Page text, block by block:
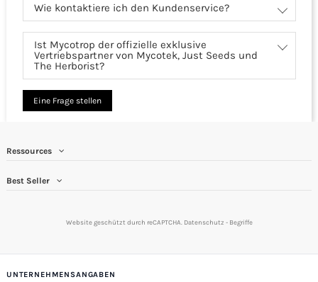
Wie kontaktiere ich den Kundenservice?
Ist Mycotrop der offizielle exklusive
Vertriebspartner von Mycotek, Just Seeds und
The Herborist?
Eine Frage stellen
Ressources
Best Seller
Website geschützt durch reCAPTCHA. Datenschutz - Begriffe
UNTERNEHMENSANGABEN